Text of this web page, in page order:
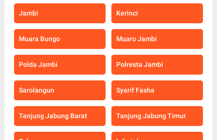
Jambi Kerinci
Muara Bungo Muaro Jambi
Polda Jambi Polresta Jambi
Sarolangun Syarif Fasha
Tanjung Jabung Barat Tanjung Jabung Timur